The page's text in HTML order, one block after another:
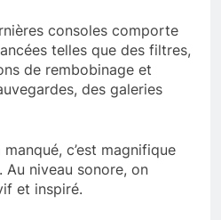
consoles comporte
telles que des filtres,
de rembobinage et
des galeries
c’est magnifique
niveau sonore, on
et inspiré.